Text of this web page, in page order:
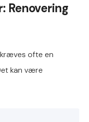
Renovering
ofte en
kan være